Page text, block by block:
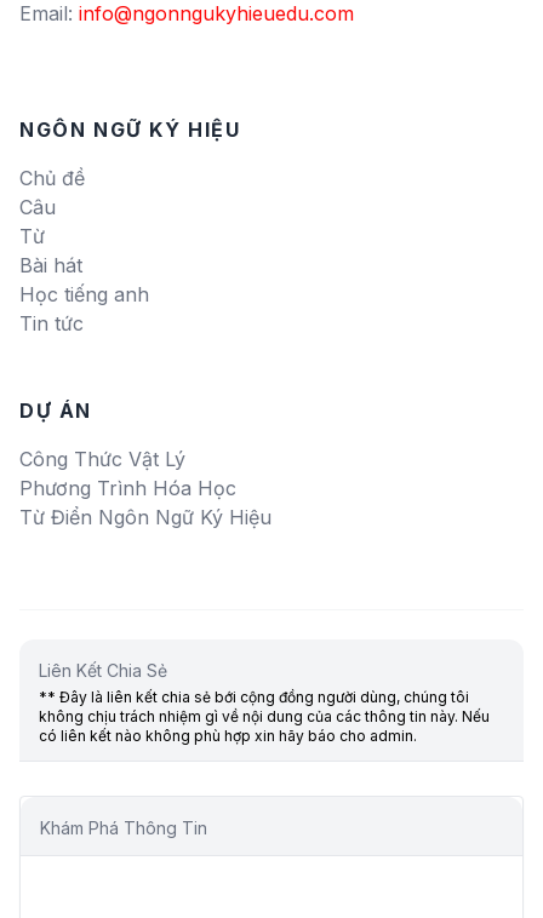
Email: info@ngonngukyhieuedu.com
NGÔN NGỮ KÝ HIỆU
Chủ đề
Câu
Từ
Bài hát
Học tiếng anh
Tin tức
DỰ ÁN
Công Thức Vật Lý
Phương Trình Hóa Học
Từ Điển Ngôn Ngữ Ký Hiệu
Liên Kết Chia Sẻ
** Đây là liên kết chia sẻ bới cộng đồng người dùng, chúng tôi
không chịu trách nhiệm gì về nội dung của các thông tin này. Nếu
có liên kết nào không phù hợp xin hãy báo cho admin.
Khám Phá Thông Tin